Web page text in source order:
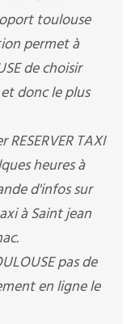
toulouse
permet à
de choisir
donc le plus
TAXI
heures à
d'infos sur
à Saint jean
pas de
en ligne le